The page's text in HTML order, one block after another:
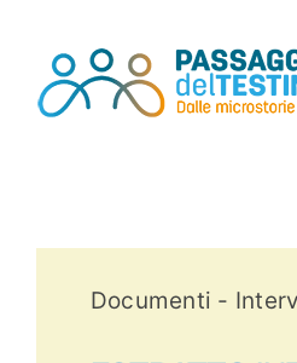
contenuto
Documenti -